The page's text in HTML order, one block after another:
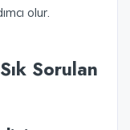
olur.
Sorulan